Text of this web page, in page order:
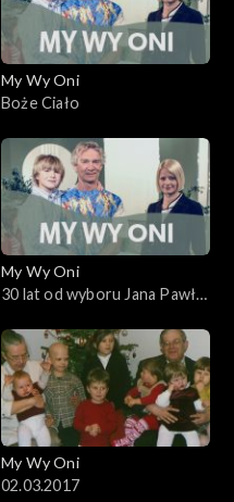
My Wy Oni
Boże Ciało
My Wy Oni
30 lat od wyboru Jana Pawła
My Wy Oni
02.03.2017